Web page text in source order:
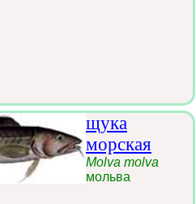
щука
морская
Molva molva
мольва